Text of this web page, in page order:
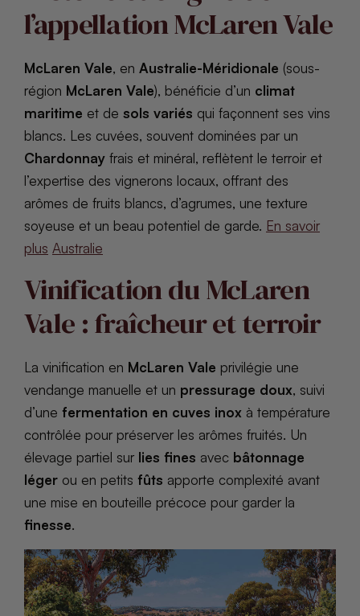
l’appellation McLaren Vale
McLaren Vale, en Australie-Méridionale (sous-
région McLaren Vale), bénéficie d’un climat
maritime et de sols variés qui façonnent ses vins
blancs. Les cuvées, souvent dominées par un
Chardonnay frais et minéral, reflètent le terroir et
l’expertise des vignerons locaux, offrant des
arômes de fruits blancs, d’agrumes, une texture
soyeuse et un beau potentiel de garde. En savoir
plus Australie
Vinification du McLaren
Vale : fraîcheur et terroir
La vinification en McLaren Vale privilégie une
vendange manuelle et un pressurage doux, suivi
d’une fermentation en cuves inox à température
contrôlée pour préserver les arômes fruités. Un
élevage partiel sur lies fines avec bâtonnage
léger ou en petits fûts apporte complexité avant
une mise en bouteille précoce pour garder la
finesse.